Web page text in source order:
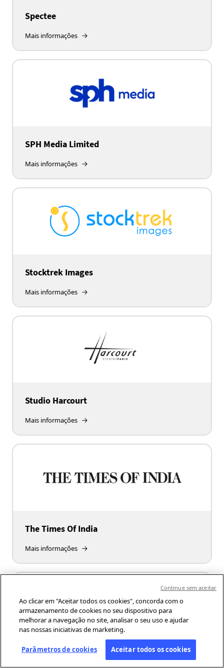
Spectee
Mais informações
SPH Media Limited
Mais informações
Stocktrek Images
Mais informações
Studio Harcourt
Mais informações
The Times Of India
Mais informações
The Yomiuri Shimbun
Ao clicar em "Aceitar todos os cookies", concorda com o
armazenamento de cookies no seu dispositivo para
melhorar a navegação no site, analisar o seu uso e ajudar
nas nossas iniciativas de marketing.
Parâmetros de cookies Aceitar todos os cookies
Continue sem aceitar